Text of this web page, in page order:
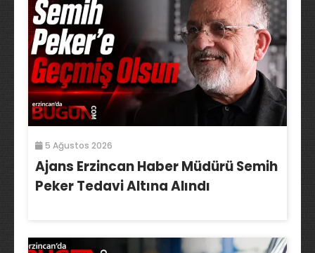
5 Ağustos 2026
Ajans Erzincan Haber Müdürü Semih
Peker Tedavi Altına Alındı